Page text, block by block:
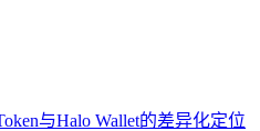
与Halo Wallet的差异化定位